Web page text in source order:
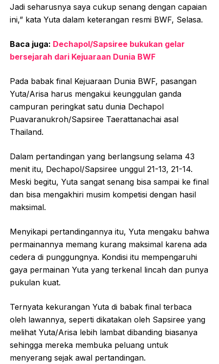
Jadi seharusnya saya cukup senang dengan capaian
ini,” kata Yuta dalam keterangan resmi BWF, Selasa.
Baca juga: Dechapol/Sapsiree bukukan gelar
bersejarah dari Kejuaraan Dunia BWF
Pada babak final Kejuaraan Dunia BWF, pasangan
Yuta/Arisa harus mengakui keunggulan ganda
campuran peringkat satu dunia Dechapol
Puavaranukroh/Sapsiree Taerattanachai asal
Thailand.
Dalam pertandingan yang berlangsung selama 43
menit itu, Dechapol/Sapsiree unggul 21-13, 21-14.
Meski begitu, Yuta sangat senang bisa sampai ke final
dan bisa mengakhiri musim kompetisi dengan hasil
maksimal.
Menyikapi pertandingannya itu, Yuta mengaku bahwa
permainannya memang kurang maksimal karena ada
cedera di punggungnya. Kondisi itu mempengaruhi
gaya permainan Yuta yang terkenal lincah dan punya
pukulan kuat.
Ternyata kekurangan Yuta di babak final terbaca
oleh lawannya, seperti dikatakan oleh Sapsiree yang
melihat Yuta/Arisa lebih lambat dibanding biasanya
sehingga mereka membuka peluang untuk
menyerang sejak awal pertandingan.